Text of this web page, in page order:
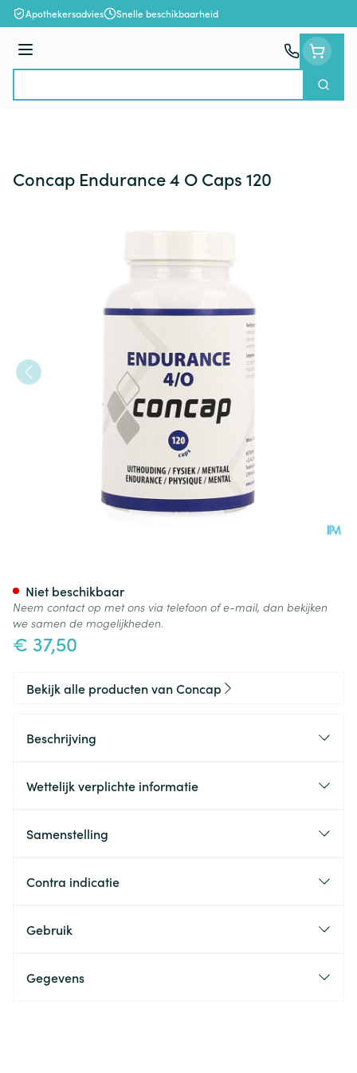
Ga naar de inhoud
Apothekersadvies Snelle beschikbaarheid
Menu
Zoek
Concap Endurance 4 O Caps 120
€ 37,50
Niet beschikbaar
Neem contact op met ons via telefoon of e-mail, dan bekijken
we samen de mogelijkheden.
Bekijk alle producten van Concap
Beschrijving
Wettelijk verplichte informatie
Samenstelling
Contra indicatie
Gebruik
Gegevens